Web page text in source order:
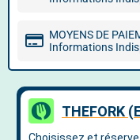
MOYENS DE
Informations